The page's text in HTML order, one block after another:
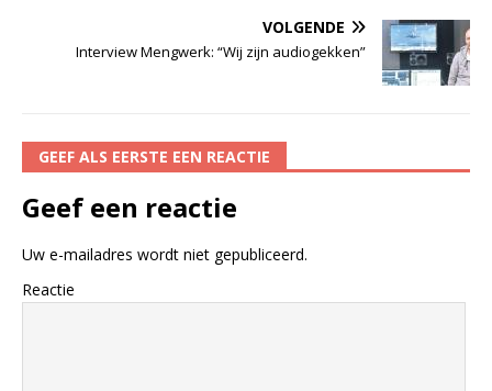
VOLGENDE
Interview Mengwerk: “Wij zijn au­dio­gek­ken”
GEEF ALS EERSTE EEN REACTIE
Geef een reactie
Uw e-mailadres wordt niet gepubliceerd.
Reactie